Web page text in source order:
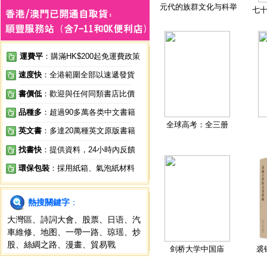
運費平 ：購滿HK$200起免運費政策
速度快 ：全港範圍全部以速遞發貨
書價低 ：歡迎與任何同類書店比價
品種多 ：超過90多萬各类中文書籍
英文書 ：多達20萬種英文原版書籍
找書快 ：提供資料，24小時內反饋
環保包裝 ：採用紙箱、氣泡紙材料
熱搜關鍵字 ：
大灣區
詩詞大會 股票 日语
汽
車維修
地图 一帶一路 琼瑶
炒
股
絲綢之路 漫畫 貿易戰
元代的族群文化与科举 七
全球高考：全三册
剑桥大学中国庙 裘